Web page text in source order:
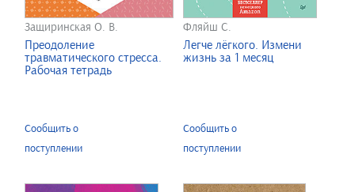
Защиринская О. В.
Преодоление
травматического стресса.
Рабочая тетрадь
Сообщить о
поступлении
Фляйш С.
Легче лёгкого. Измени
жизнь за 1 месяц
Сообщить о
поступлении